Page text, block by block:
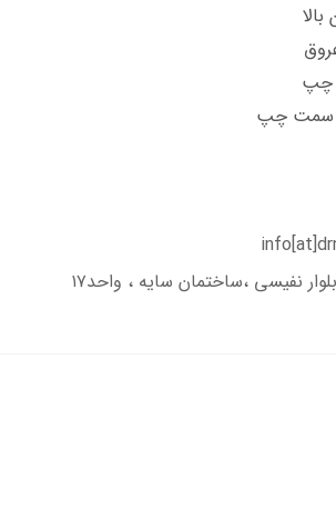
چپ
سمت چپ
نفیسی ،ساختمان سایه ، واحد۱۷